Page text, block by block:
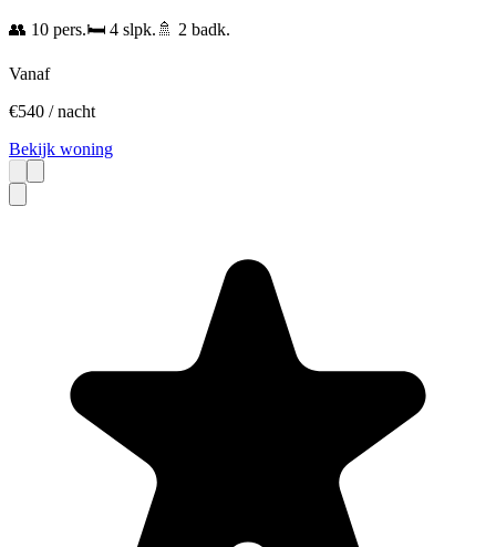
👥 10 pers.🛏️ 4 slpk. 🚿 2 badk.
Vanaf
€540 / nacht
Bekijk woning